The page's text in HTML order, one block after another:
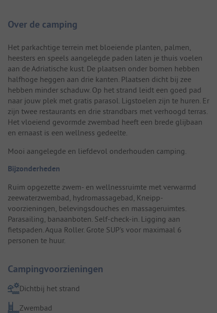
Over de camping
Het parkachtige terrein met bloeiende planten, palmen,
heesters en speels aangelegde paden laten je thuis voelen
aan de Adriatische kust. De plaatsen onder bomen hebben
halfhoge heggen aan drie kanten. Plaatsen dicht bij zee
hebben minder schaduw. Op het strand leidt een goed pad
naar jouw plek met gratis parasol. Ligstoelen zijn te huren. Er
zijn twee restaurants en drie strandbars met verhoogd terras.
Het vloeiend gevormde zwembad heeft een brede glijbaan
en ernaast is een wellness gedeelte.
Mooi aangelegde en liefdevol onderhouden camping.
Bijzonderheden
Ruim opgezette zwem- en wellnessruimte met verwarmd
zeewaterzwembad, hydromassagebad, Kneipp-
voorzieningen, belevingsdouches en massageruimtes.
Parasailing, banaanboten. Self-check-in. Ligging aan
fietspaden. Aqua Roller. Grote SUP's voor maximaal 6
personen te huur.
Campingvoorzieningen
Dichtbij het strand
Zwembad